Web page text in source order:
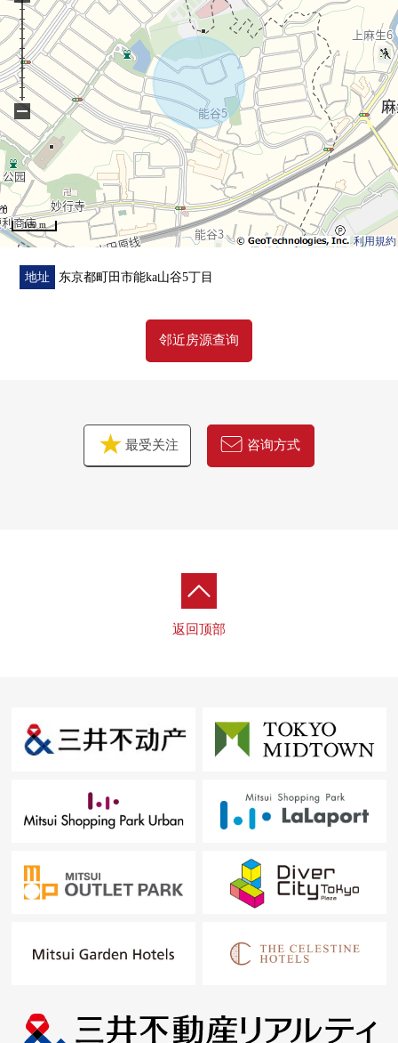
利用規約
100 m
−
地址 东京都町田市能ka山谷5丁目
邻近房源查询
最受关注 咨询方式
返回顶部